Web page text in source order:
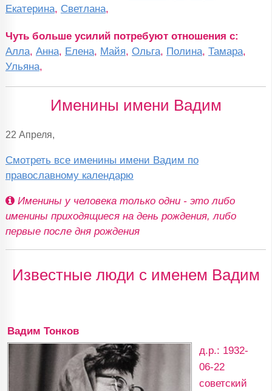
Екатерина, Светлана,
Чуть больше усилий потребуют отношения с:
Алла, Анна, Елена, Майя, Ольга, Полина, Тамара,
Ульяна,
Именины имени Вадим
22 Апреля,
Смотреть все именины имени Вадим по
православному календарю
Именины у человека только одни - это либо
именины приходящиеся на день рождения, либо
первые после дня рождения
Известные люди с именем Вадим
Вадим Тонков
д.р.: 1932-
06-22
советский